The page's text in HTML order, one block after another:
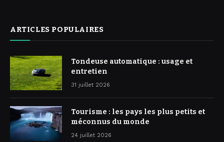
ARTICLES POPULAIRES
Tondeuse automatique : usage et
entretien
31 juillet 2026
Tourisme : les pays les plus petits et
méconnus du monde
24 juillet 2026